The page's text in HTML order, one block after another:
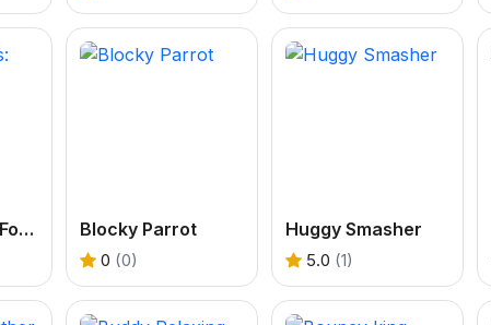
Save Animals: Forest fire Blocky Parrot
0 (0)
Huggy Smasher
5.0 (1)